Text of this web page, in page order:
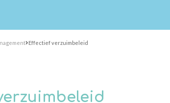
Effectief verzuimbeleid